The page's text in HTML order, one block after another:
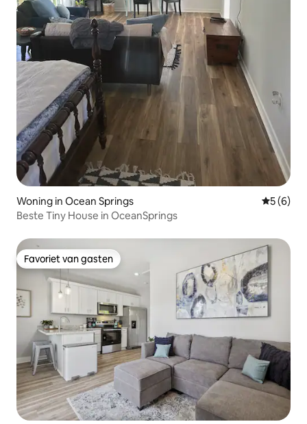
Woning in Ocean Springs
5 (6)
Beste Tiny House in OceanSprings
Favoriet van gasten
Favoriet van gasten